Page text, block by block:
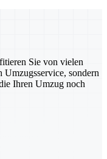
Sie von vielen
sondern
Ihren Umzug noch